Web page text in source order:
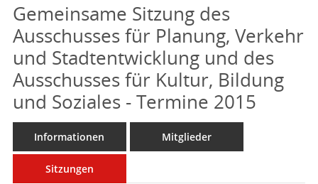
Gemeinsame Sitzung des
Ausschusses für Planung, Verkehr
und Stadtentwicklung und des
Ausschusses für Kultur, Bildung
und Soziales - Termine 2015
Informationen Mitglieder
Sitzungen